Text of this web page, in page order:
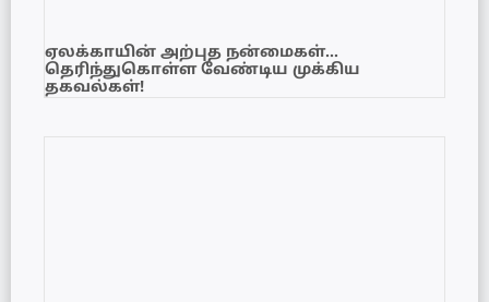
ஏலக்காயின் அற்புத நன்மைகள்…
தெரிந்துகொள்ள வேண்டிய முக்கிய
தகவல்கள்!